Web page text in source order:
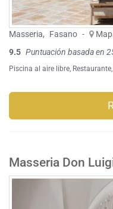
Masseria, Fasano -
9.5 Puntuación basada en
Piscina al aire libre, Restaurante
Masseria Don